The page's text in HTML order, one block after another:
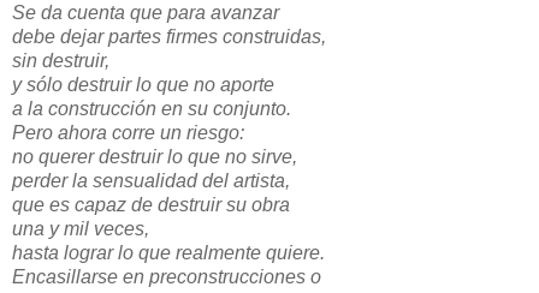
Se da cuenta que para avanzar
debe dejar partes firmes construidas,
sin destruir,
y sólo destruir lo que no aporte
a la construcción en su conjunto.
Pero ahora corre un riesgo:
no querer destruir lo que no sirve,
perder la sensualidad del artista,
que es capaz de destruir su obra
una y mil veces,
hasta lograr lo que realmente quiere.
Encasillarse en preconstrucciones o